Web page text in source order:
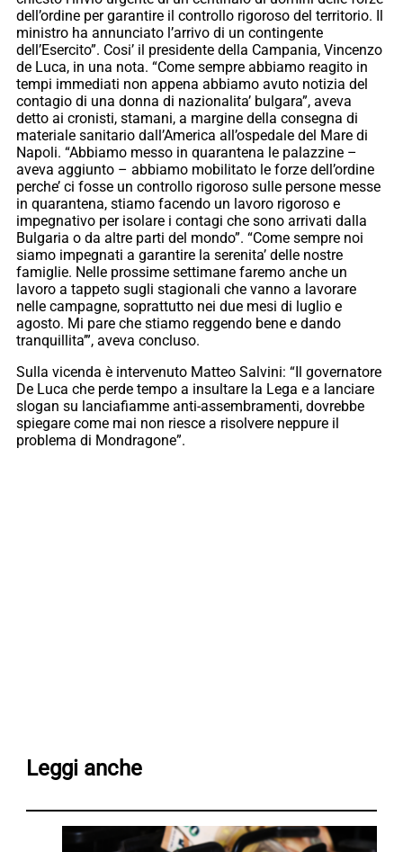
dell’ordine per garantire il controllo rigoroso del territorio. Il
ministro ha annunciato l’arrivo di un contingente
dell’Esercito”. Cosi’ il presidente della Campania, Vincenzo
de Luca, in una nota. “Come sempre abbiamo reagito in
tempi immediati non appena abbiamo avuto notizia del
contagio di una donna di nazionalita’ bulgara”, aveva
detto ai cronisti, stamani, a margine della consegna di
materiale sanitario dall’America all’ospedale del Mare di
Napoli. “Abbiamo messo in quarantena le palazzine –
aveva aggiunto – abbiamo mobilitato le forze dell’ordine
perche’ ci fosse un controllo rigoroso sulle persone messe
in quarantena, stiamo facendo un lavoro rigoroso e
impegnativo per isolare i contagi che sono arrivati dalla
Bulgaria o da altre parti del mondo”. “Come sempre noi
siamo impegnati a garantire la serenita’ delle nostre
famiglie. Nelle prossime settimane faremo anche un
lavoro a tappeto sugli stagionali che vanno a lavorare
nelle campagne, soprattutto nei due mesi di luglio e
agosto. Mi pare che stiamo reggendo bene e dando
tranquillita’”, aveva concluso.
Sulla vicenda è intervenuto Matteo Salvini: “Il governatore
De Luca che perde tempo a insultare la Lega e a lanciare
slogan su lanciafiamme anti-assembramenti, dovrebbe
spiegare come mai non riesce a risolvere neppure il
problema di Mondragone”.
Leggi anche